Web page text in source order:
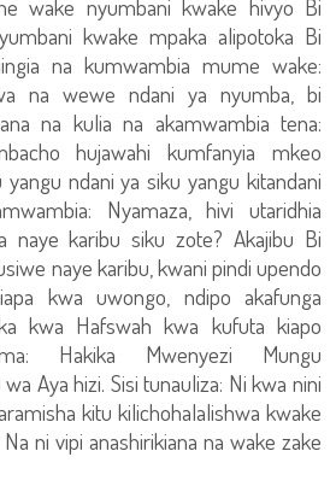
wake nyumbani kwake hivyo Bi
kwake mpaka alipotoka Bi
na kumwambia mume wake:
na wewe ndani ya nyumba, bi
na kulia na akamwambia tena:
hujawahi kumfanyia mkeo
ndani ya siku yangu kitandani
Nyamaza, hivi utaridhia
naye karibu siku zote? Akajibu Bi
naye karibu, kwani pindi upendo
kwa uwongo, ndipo akafunga
kwa Hafswah kwa kufuta kiapo
Hakika Mwenyezi Mungu
Aya hizi. Sisi tunauliza: Ni kwa nini
kitu kilichohalalishwa kwake
ni vipi anashirikiana na wake zake